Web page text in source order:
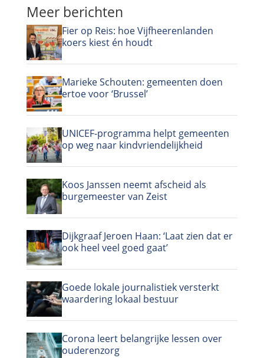
Meer berichten
Fier op Reis: hoe Vijfheerenlanden
koers kiest én houdt
Marieke Schouten: gemeenten doen
ertoe voor ‘Brussel’
UNICEF-programma helpt gemeenten
op weg naar kindvriendelijkheid
Koos Janssen neemt afscheid als
burgemeester van Zeist
Dijkgraaf Jeroen Haan: ‘Laat zien dat er
ook heel veel goed gaat’
Goede lokale journalistiek versterkt
waardering lokaal bestuur
Corona leert belangrijke lessen over
ouderenzorg